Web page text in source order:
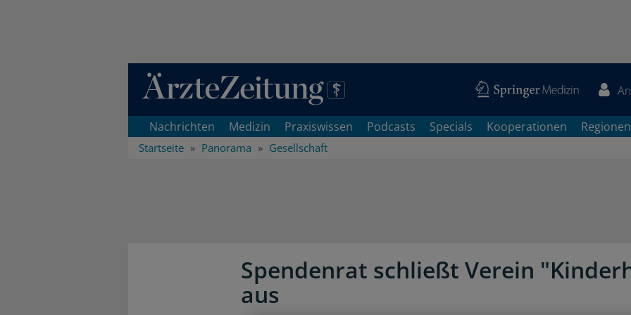
Direkt zum Inhaltsbereich
Nachrichten Medizin Praxiswissen Podcasts Specials Kooperationen Regionen
Startseite Panorama Gesellschaft
Spendenrat schließt Verein
aus